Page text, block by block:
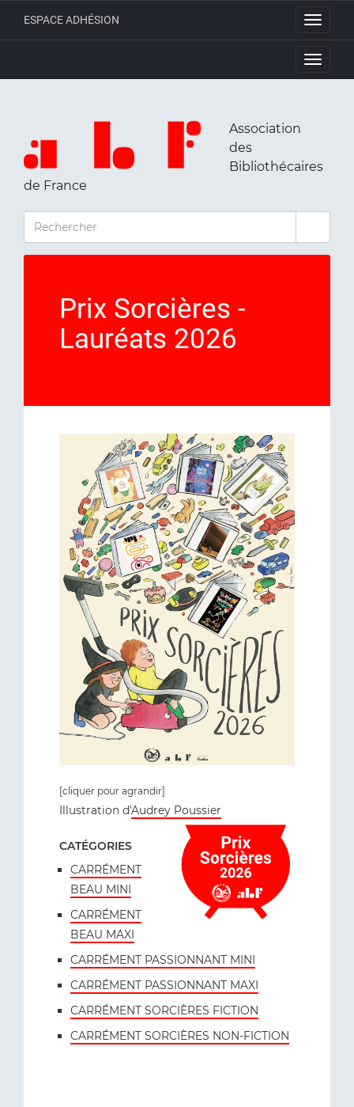
Toggle
ESPACE ADHÉSION
Toggle
Association
des
Bibliothécaires
de France
RECHERCHER
Prix Sorcières -
Lauréats 2026
[cliquer pour agrandir]
Illustration d'Audrey Poussier
CATÉGORIES
CARRÉMENT
BEAU MINI
CARRÉMENT
BEAU MAXI
CARRÉMENT PASSIONNANT MINI
CARRÉMENT PASSIONNANT MAXI
CARRÉMENT SORCIÈRES FICTION
CARRÉMENT SORCIÈRES NON-FICTION